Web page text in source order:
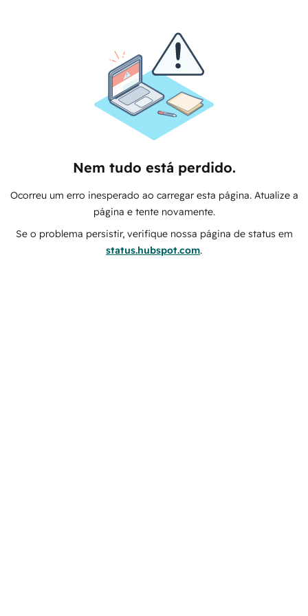
Nem tudo está perdido.
Ocorreu um erro inesperado ao carregar esta página. Atualize a
página e tente novamente.
Se o problema persistir, verifique nossa página de status em
status.hubspot.com.